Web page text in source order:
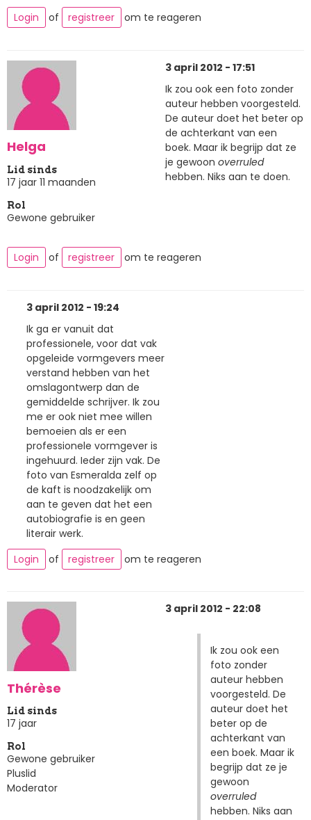
Login
of registreer om te reageren
Helga
Lid sinds
17 jaar 11 maanden
Rol
Gewone gebruiker
3 april 2012 - 17:51
Ik zou ook een foto zonder
auteur hebben voorgesteld.
De auteur doet het beter op
de achterkant van een
boek. Maar ik begrijp dat ze
je gewoon overruled
hebben. Niks aan te doen.
Login of registreer om te reageren
3 april 2012 - 19:24
Ik ga er vanuit dat
professionele, voor dat vak
opgeleide vormgevers meer
verstand hebben van het
omslagontwerp dan de
gemiddelde schrijver. Ik zou
me er ook niet mee willen
bemoeien als er een
professionele vormgever is
ingehuurd. Ieder zijn vak. De
foto van Esmeralda zelf op
de kaft is noodzakelijk om
aan te geven dat het een
autobiografie is en geen
literair werk.
Login
of registreer om te reageren
Thérèse
Lid sinds
17 jaar
Rol
Gewone gebruiker
Pluslid
Moderator
3 april 2012 - 22:08
Ik zou ook een
foto zonder
auteur hebben
voorgesteld. De
auteur doet het
beter op de
achterkant van
een boek. Maar ik
begrijp dat ze je
gewoon
overruled
hebben. Niks aan